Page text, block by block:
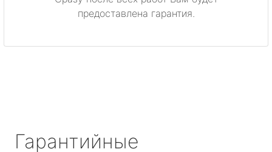
предоставлена гарантия.
Гарантийные